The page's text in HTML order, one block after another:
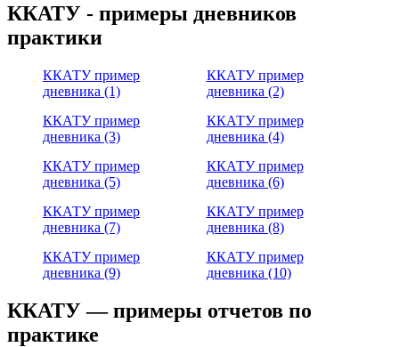
ККАТУ - примеры дневников
практики
ККАТУ пример
дневника (1)
ККАТУ пример
дневника (2)
ККАТУ пример
дневника (3)
ККАТУ пример
дневника (4)
ККАТУ пример
дневника (5)
ККАТУ пример
дневника (6)
ККАТУ пример
дневника (7)
ККАТУ пример
дневника (8)
ККАТУ пример
дневника (9)
ККАТУ пример
дневника (10)
ККАТУ — примеры отчетов по
практике